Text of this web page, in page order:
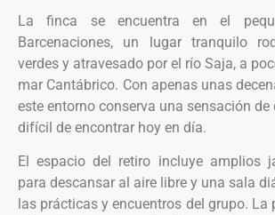
La finca se encuentra en el
Barcenaciones, un lugar tranquilo
verdes y atravesado por el río Saja, a
mar Cantábrico. Con apenas unas
este entorno conserva una sensación
difícil de encontrar hoy en día.
El espacio del retiro incluye amplios
para descansar al aire libre y una sala
las prácticas y encuentros del grupo. La